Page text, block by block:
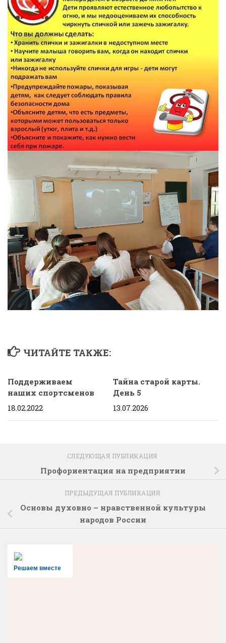
ЧИТАЙТЕ ТАКЖЕ:
Поддерживаем
наших спортсменов
18.02.2022
Тайна старой карты.
День 5
13.07.2026
СЛЕДУЮЩАЯ ПУБЛИКАЦИЯ
Профориентация на предприятии
ПРЕДЫДУЩАЯ ПУБЛИКАЦИЯ
Основы духовно – нравственной культуры
народов России
Решаем вместе